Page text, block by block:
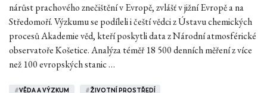
nárůst prachového znečištění v Evropě, zvlášť v jižní Evropě a na
Středomoří. Výzkumu se podíleli i čeští vědci z Ústavu chemických
procesů Akademie věd, kteří poskytli data z Národní atmosférické
observatoře Košetice. Analýza téměř 18 500 denních měření z více
než 100 evropských stanic …
#VĚDA A VÝZKUM #ŽIVOTNÍ PROSTŘEDÍ